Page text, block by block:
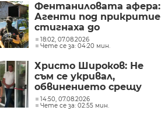
Фентаниловата афера:
Агенти под прикритие
стигнаха до
лабораторията във
„Факултета“
18:02, 07.08.2026
Чете се за: 04:20 мин.
Христо Широков: Не
съм се укривал,
обвинението срещу
мен е политически
натиск
14:50, 07.08.2026
Чете се за: 02:55 мин.